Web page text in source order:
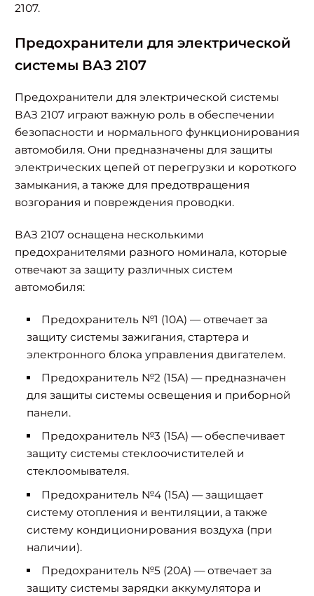
2107.
Предохранители для электрической
системы ВАЗ 2107
Предохранители для электрической системы
ВАЗ 2107 играют важную роль в обеспечении
безопасности и нормального функционирования
автомобиля. Они предназначены для защиты
электрических цепей от перегрузки и короткого
замыкания, а также для предотвращения
возгорания и повреждения проводки.
ВАЗ 2107 оснащена несколькими
предохранителями разного номинала, которые
отвечают за защиту различных систем
автомобиля:
Предохранитель №1 (10A) — отвечает за
защиту системы зажигания, стартера и
электронного блока управления двигателем.
Предохранитель №2 (15A) — предназначен
для защиты системы освещения и приборной
панели.
Предохранитель №3 (15A) — обеспечивает
защиту системы стеклоочистителей и
стеклоомывателя.
Предохранитель №4 (15A) — защищает
систему отопления и вентиляции, а также
систему кондиционирования воздуха (при
наличии).
Предохранитель №5 (20A) — отвечает за
защиту системы зарядки аккумулятора и